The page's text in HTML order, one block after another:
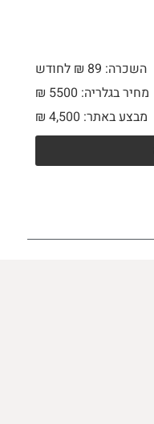
השכרה: 89 ₪ לחודש
מחיר בגלריה: 5500 ₪
מבצע באתר:
₪ 4,500